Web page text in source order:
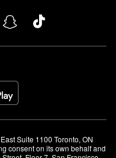
Suite 1100 Toronto, ON
consent on its own behalf and